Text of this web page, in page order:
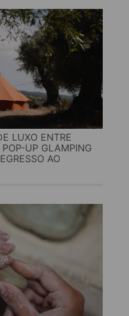
LUXO ENTRE
UP GLAMPING
AO